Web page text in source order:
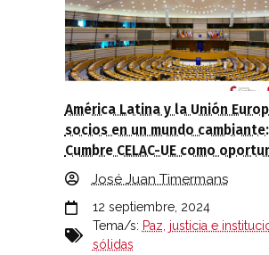
América Latina y la Unión
socios en un mundo
Cumbre CELAC-UE como
José Juan Timermans
12 septiembre, 2024
Tema/s: Paz, justicia e
sólidas